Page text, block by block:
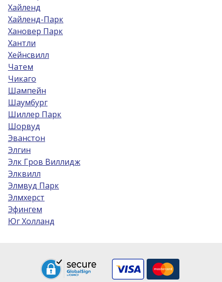
Хайленд
Хайленд-Парк
Хановер Парк
Хантли
Хейнсвилл
Чатем
Чикаго
Шампейн
Шаумбург
Шиллер Парк
Шорвуд
Эванстон
Элгин
Элк Гров Виллидж
Элквилл
Элмвуд Парк
Элмхерст
Эфингем
Юг Холланд